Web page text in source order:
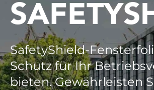
SafetyShield-
Schutz für Ihr
bieten. Gewährleisten